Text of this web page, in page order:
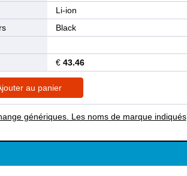
Li-ion
Black
€43.46
au panier
génériques. Les noms de marque indiqués